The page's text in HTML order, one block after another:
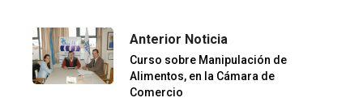
Anterior Noticia
Curso sobre Manipulación de
Alimentos, en la Cámara de
Comercio